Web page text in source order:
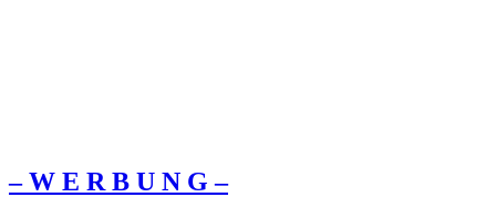
– W Ε R Β U Ν G –